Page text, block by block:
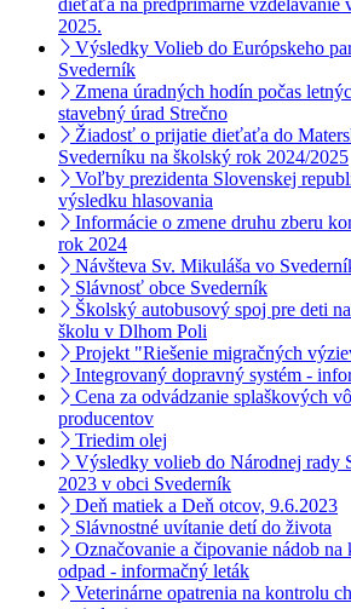
dieťaťa na predprimárne vzdelávanie
2025.
Výsledky Volieb do Európskeho
Svederník
Zmena úradných hodín počas
stavebný úrad Strečno
Žiadosť o prijatie dieťaťa do
Svederníku na školský rok 2024/2025
Voľby prezidenta Slovenskej
výsledku hlasovania
Informácie o zmene druhu zberu
rok 2024
Návšteva Sv. Mikuláša vo
Slávnosť obce Svederník
Školský autobusový spoj pre deti
školu v Dlhom Poli
Projekt "Riešenie migračných
Integrovaný dopravný systém -
Cena za odvádzanie splaškových
producentov
Triedim olej
Výsledky volieb do Národnej rady
2023 v obci Svederník
Deň matiek a Deň otcov, 9.6.2023
Slávnostné uvítanie detí do života
Označovanie a čipovanie nádob
odpad - informačný leták
Veterinárne opatrenia na kontrolu